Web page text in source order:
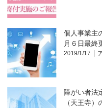
個人事業主
月６日最
2019/1/17
障がい者
（天王寺）